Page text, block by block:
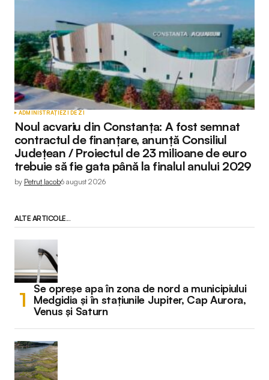
ADMINISTRAȚIEZI DE ZI
Noul acvariu din Constanța: A fost semnat
contractul de finanțare, anunță Consiliul
Județean / Proiectul de 23 milioane de euro
trebuie să fie gata până la finalul anului 2029
by Petruț Iacob6 august 2026
ALTE ARTICOLE...
Se opreșe apa în zona de nord a municipiului
Medgidia și în stațiunile Jupiter, Cap Aurora,
Venus și Saturn